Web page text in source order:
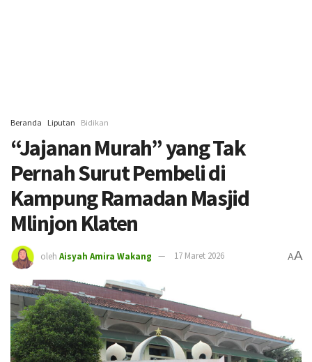
Beranda Liputan Bidikan
“Jajanan Murah” yang Tak
Pernah Surut Pembeli di
Kampung Ramadan Masjid
Mlinjon Klaten
oleh Aisyah Amira Wakang 17 Maret 2026 AA